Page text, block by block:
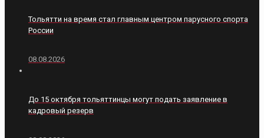
Тольятти на время стал главным центром парусного спорта
России
08.08.2026
До 15 октября тольяттинцы могут подать заявление в
кадровый резерв